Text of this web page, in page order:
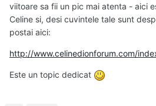
viitoare sa fii un pic mai atenta - aici
Celine si, desi cuvintele tale sunt
postai aici:
http://www.celinedionforum.com/
Este un topic dedicat